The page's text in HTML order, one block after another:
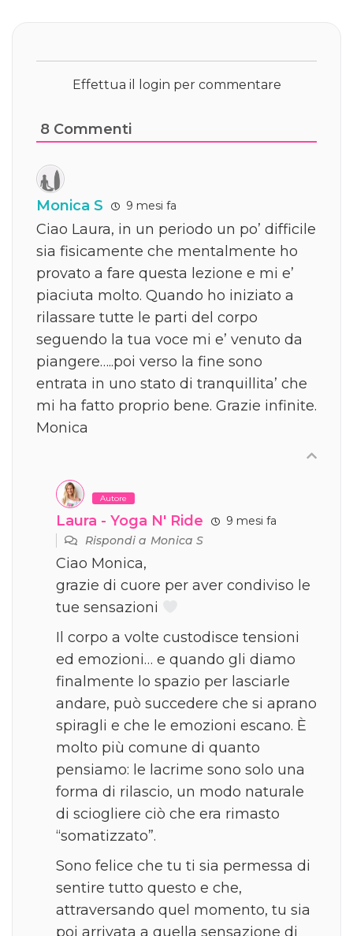
Effettua il login per commentare
8 Commenti
Monica S 9 mesi fa
Ciao Laura, in un periodo un po’ difficile
sia fisicamente che mentalmente ho
provato a fare questa lezione e mi e’
piaciuta molto. Quando ho iniziato a
rilassare tutte le parti del corpo
seguendo la tua voce mi e’ venuto da
piangere…..poi verso la fine sono
entrata in uno stato di tranquillita’ che
mi ha fatto proprio bene. Grazie infinite.
Monica
Autore
Laura - Yoga N' Ride
9 mesi fa
Rispondi aMonica S
Ciao Monica,
grazie di cuore per aver condiviso le
tue sensazioni
Il corpo a volte custodisce tensioni
ed emozioni… e quando gli diamo
finalmente lo spazio per lasciarle
andare, può succedere che si aprano
spiragli e che le emozioni escano. È
molto più comune di quanto
pensiamo: le lacrime sono solo una
forma di rilascio, un modo naturale
di sciogliere ciò che era rimasto
“somatizzato”.
Sono felice che tu ti sia permessa di
sentire tutto questo e che,
attraversando quel momento, tu sia
poi arrivata a quella sensazione di